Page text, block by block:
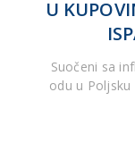
U
Suočeni sa
odu u Poljsku